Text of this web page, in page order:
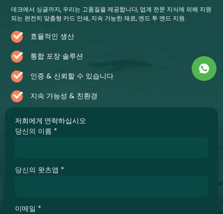
저희에게 연락하십시오
당신의 이름 *
당신의 왓츠앱 *
이메일 *
데크에서 싱글까지, 우리는 고품질을 제공합니다, 업계 전문 지식에 의해 지원
되는 완전히 맞춤형 카드 인쇄, 지속 가능한 재료, 엔드 투 엔드 지원.
효율적인 생산
통합 포장 솔루션
인증 & 신뢰할 수 있습니다
지속 가능성 & 친환경